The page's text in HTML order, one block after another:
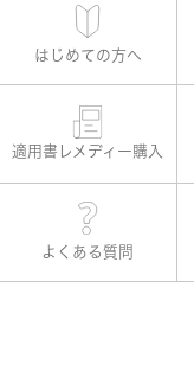
はじめての方へ
適用書レメディー購入
よくある質問